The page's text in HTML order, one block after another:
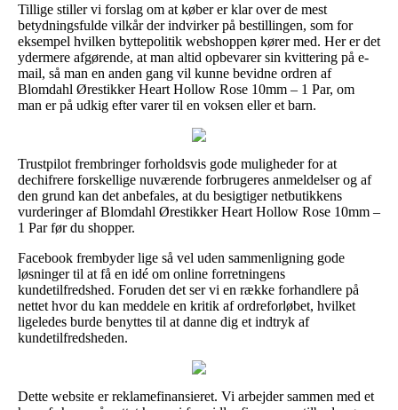
Tillige stiller vi forslag om at køber er klar over de mest
betydningsfulde vilkår der indvirker på bestillingen, som for
eksempel hvilken byttepolitik webshoppen kører med. Her er det
ydermere afgørende, at man altid opbevarer sin kvittering på e-
mail, så man en anden gang vil kunne bevidne ordren af
Blomdahl Ørestikker Heart Hollow Rose 10mm – 1 Par, om
man er på udkig efter varer til en voksen eller et barn.
Trustpilot frembringer forholdsvis gode muligheder for at
dechifrere forskellige nuværende forbrugeres anmeldelser og af
den grund kan det anbefales, at du besigtiger netbutikkens
vurderinger af Blomdahl Ørestikker Heart Hollow Rose 10mm –
1 Par før du shopper.
Facebook frembyder lige så vel uden sammenligning gode
løsninger til at få en idé om online forretningens
kundetilfredshed. Foruden det ser vi en række forhandlere på
nettet hvor du kan meddele en kritik af ordreforløbet, hvilket
ligeledes burde benyttes til at danne dig et indtryk af
kundetilfredsheden.
Dette website er reklamefinansieret. Vi arbejder sammen med et